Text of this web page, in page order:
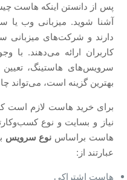
پس از دانستن اینکه هاست
آشنا شوید. میزبانی وب یا
دارند و شرکت‌های میزبانی
کاربران ارائه می‌دهند. با
سرویس‌های هاستینگ،
بهترین گزینه است، می‌تواند
برای خرید هاست لازم است
نیاز و بسایت و نوع
هاست براساسنوع سرویس
عبارتند از:
هاست اشتراکی